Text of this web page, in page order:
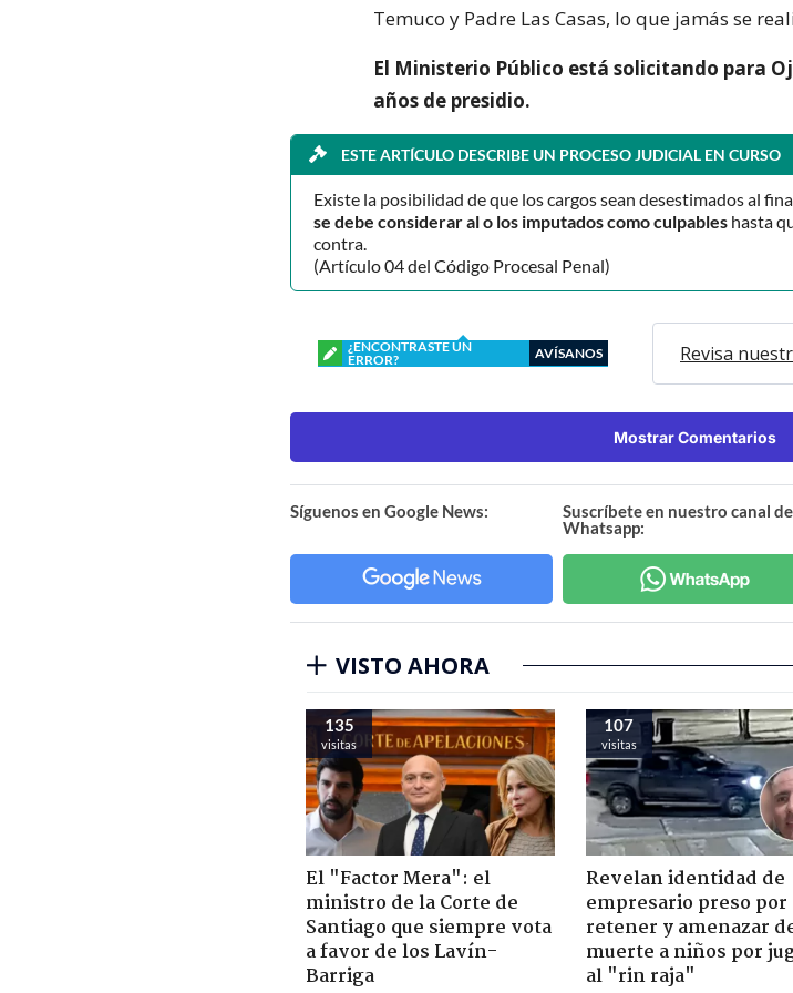
Temuco y Padre Las Casas, lo que jamás se
El Ministerio Público está solicitando para
años de presidio.
ESTE ARTÍCULO DESCRIBE UN PROCESO JUDICIAL EN CURSO
Existe la posibilidad de que los cargos sean desestimados al
se debe considerar al o los imputados como culpables hasta
contra.
(Artículo 04 del Código Procesal Penal)
¿ENCONTRASTE UN
ERROR?
AVÍSANOS Revisa
Mostrar Comentarios
Síguenos en Google News:
Suscríbete en nuestro canal de
Whatsapp:
VISTO AHORA
135
visitas
El "Factor Mera": el
ministro de la Corte de
Santiago que siempre vota
a favor de los Lavín-
Barriga
107
visitas
Revelan identidad de
empresario preso por
retener y amenazar
muerte a niños por
al "rin raja"